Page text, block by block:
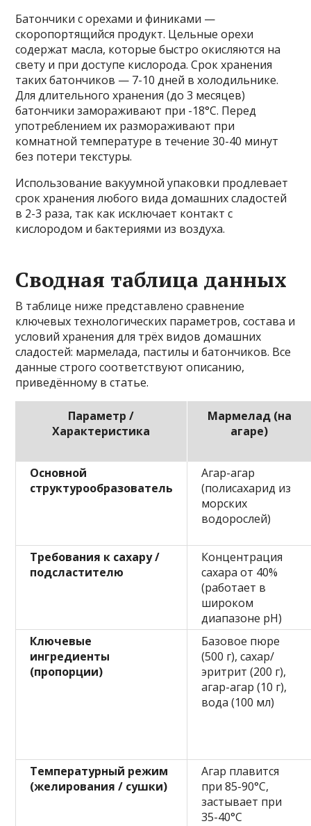
Батончики с орехами и финиками —
скоропортящийся продукт. Цельные орехи
содержат масла, которые быстро окисляются на
свету и при доступе кислорода. Срок хранения
таких батончиков — 7-10 дней в холодильнике.
Для длительного хранения (до 3 месяцев)
батончики замораживают при -18°C. Перед
употреблением их размораживают при
комнатной температуре в течение 30-40 минут
без потери текстуры.
Использование вакуумной упаковки продлевает
срок хранения любого вида домашних сладостей
в 2-3 раза, так как исключает контакт с
кислородом и бактериями из воздуха.
Сводная таблица данных
В таблице ниже представлено сравнение
ключевых технологических параметров, состава и
условий хранения для трёх видов домашних
сладостей: мармелада, пастилы и батончиков. Все
данные строго соответствуют описанию,
приведённому в статье.
Параметр /
Характеристика
Мармелад (на
агаре)
Основной
структурообразователь
Агар-агар
(полисахарид из
морских
водорослей)
Требования к сахару /
подсластителю
Концентрация
сахара от 40%
(работает в
широком
диапазоне pH)
Ключевые
ингредиенты
(пропорции)
Базовое пюре
(500 г), сахар/
эритрит (200 г),
агар-агар (10 г),
вода (100 мл)
Температурный режим
(желирования / сушки)
Агар плавится
при 85-90°C,
застывает при
35-40°C